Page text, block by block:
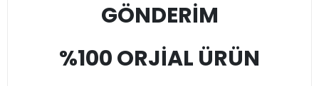
GÖNDERİM
%100 ORJİAL ÜRÜN